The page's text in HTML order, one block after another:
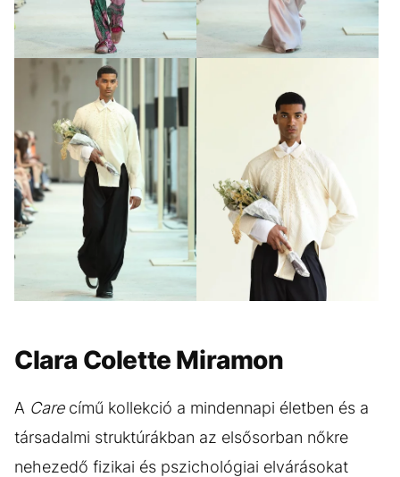
Clara Colette Miramon
A Carecímű kollekció a mindennapi életben és a
társadalmi struktúrákban az elsősorban nőkre
nehezedő fizikai és pszichológiai elvárásokat